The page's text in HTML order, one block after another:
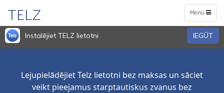
Toggle
navigation
Menu
TELZ
Instalējiet TELZ lietotni IEGŪT
Lejupielādējiet Telz lietotni bez maksas un sāciet
veikt pieejamus starptautiskus zvanus bez